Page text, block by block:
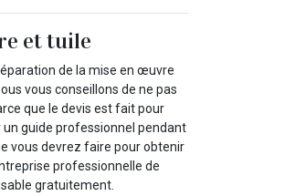
et tuile
de la mise en œuvre
vous conseillons de ne pas
que le devis est fait pour
guide professionnel pendant
vous devrez faire pour obtenir
professionnelle de
gratuitement.